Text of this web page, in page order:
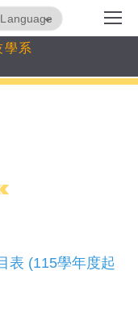
學系
Powered by
表 (115學年度起